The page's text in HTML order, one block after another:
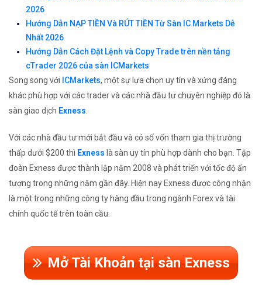
2026
Hướng Dẫn NẠP TIỀN Và RÚT TIỀN Từ Sàn IC Markets Dễ
Nhất 2026
Hướng Dẫn Cách Đặt Lệnh và Copy Trade trên nền tảng
cTrader 2026 của sàn ICMarkets
Song song với ICMarkets, một sự lựa chọn uy tín và xứng đáng
khác phù hợp với các trader và các nhà đầu tư chuyên nghiệp đó là
sàn giao dịch Exness
Với các nhà đầu tư mới bắt đầu và có số vốn tham gia thị trường
thấp dưới $200 thì Exness là sàn uy tín phù hợp dành cho bạn. Tập
đoàn Exness được thành lập năm 2008 và phát triển với tốc độ ấn
tượng trong những năm gần đây. Hiện nay Exness được công nhận
là một trong những công ty hàng đầu trong ngành Forex và tài
chính quốc tế trên toàn cầu.
Mở Tài Khoản tại sàn Exness